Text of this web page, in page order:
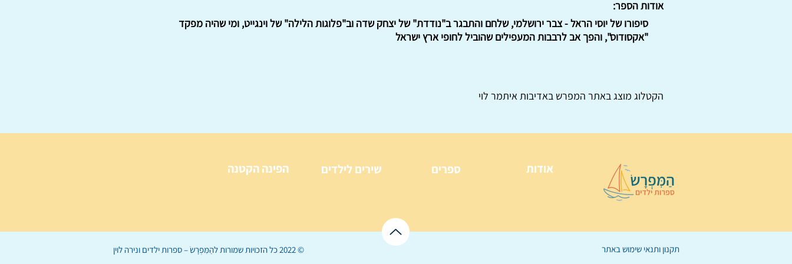
אודות הספר:
סיפורו של יוסי הראל - צבר ירושלמי, שלחם והתבגר ב"נודדת" של יצחק שדה וב"פלוגות הלילה" של וינגייט, ומי שהיה מפקד
"אקסודוס", והפך אב לרבבות המעפילים שהוביל לחופי ארץ ישראל
הקטלוג מוצג באתר המפרש באדיבות איתמר לוי
הפינה הקטנה שירים לילדים ספרים אודות
© 2022 כל הזכויות שמורות ל הַמִּפְרָשׂ – ספרות ילדים ונירה לוין תקנון ותנאי שימוש באתר